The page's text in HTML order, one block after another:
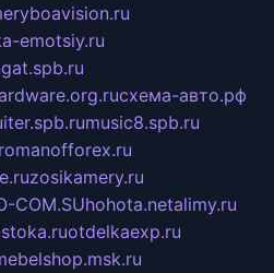
emotsiy.ru
схема-авто.рф
music8.spb.ru
romanofforex.ru
zosikamery.ru
COM.SUhohota.netalimy.ru
otdelkaexp.ru